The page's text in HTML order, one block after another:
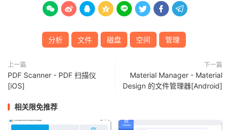
       
分析 文件 磁盘 空间 管理
上一篇
PDF Scanner - PDF 扫描仪
[iOS]
下一篇
Material Manager - Material
Design 的文件管理器[Android]
相关限免推荐